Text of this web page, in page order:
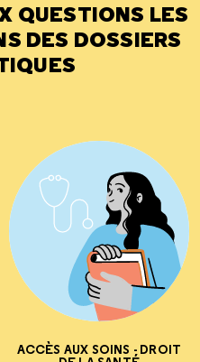
QUESTIONS LES
DES DOSSIERS
ACCÈS AUX SOINS - DROIT